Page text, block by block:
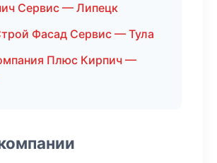
Сервис — Липецк
Фасад Сервис — Тула
Плюс Кирпич —